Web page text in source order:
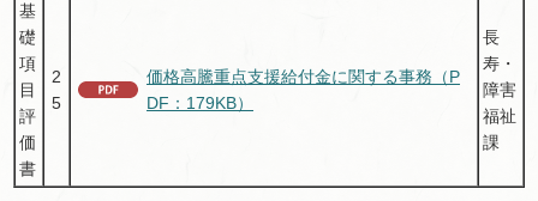
基
礎
項
目
評
価
書
2
5
価格高騰重点支援給付金に関する事務（P
DF：179KB）
長
寿・
障害
福祉
課